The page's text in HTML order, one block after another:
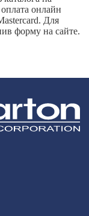
онлайн
Для
форму на сайте.